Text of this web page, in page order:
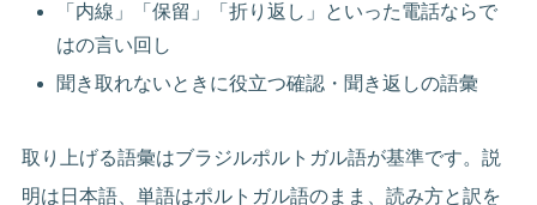
「内線」「保留」「折り返し」といった電話ならで
はの言い回し
聞き取れないときに役立つ確認・聞き返しの語彙
取り上げる語彙はブラジルポルトガル語が基準です。説
明は日本語、単語はポルトガル語のまま、読み方と訳を